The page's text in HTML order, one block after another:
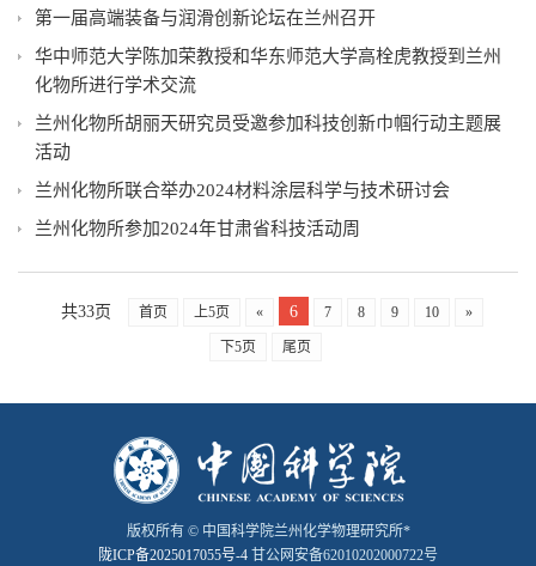
第一届高端装备与润滑创新论坛在兰州召开
华中师范大学陈加荣教授和华东师范大学高栓虎教授到兰州
化物所进行学术交流
兰州化物所胡丽天研究员受邀参加科技创新巾帼行动主题展
活动
兰州化物所联合举办2024材料涂层科学与技术研讨会
兰州化物所参加2024年甘肃省科技活动周
共33页 首页 上5页 « 6 7 8 9 10 »
下5页 尾页
版权所有 © 中国科学院兰州化学物理研究所*
陇ICP备2025017055号-4 甘公网安备62010202000722号